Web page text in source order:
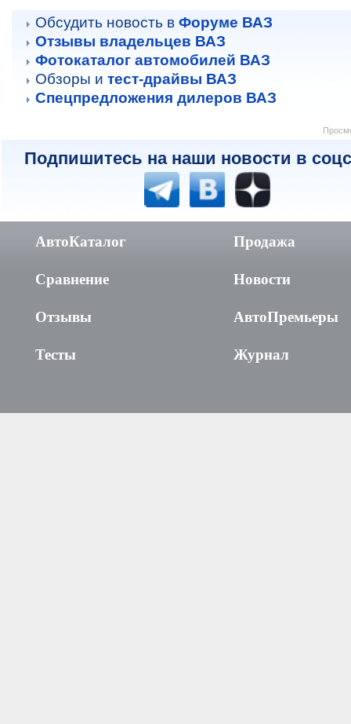
Обсудить новость в Форуме ВАЗ
Отзывы владельцев ВАЗ
Фотокаталог автомобилей ВАЗ
Обзоры и тест-драйвы ВАЗ
Спецпредложения дилеров ВАЗ
Подпишитесь на наши новости в
АвтоКаталог
Сравнение
Отзывы
Тесты
Продажа
Новости
АвтоПремьеры
Журнал